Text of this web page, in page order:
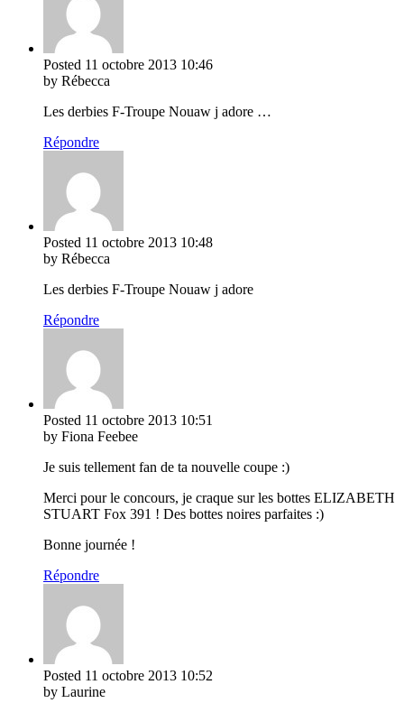
Posted 11 octobre 2013 10:46
by Rébecca
Les derbies F-Troupe Nouaw j adore …
Répondre
Posted 11 octobre 2013 10:48
by Rébecca
Les derbies F-Troupe Nouaw j adore
Répondre
Posted 11 octobre 2013 10:51
by Fiona Feebee
Je suis tellement fan de ta nouvelle coupe :)
Merci pour le concours, je craque sur les bottes ELIZABETH
STUART Fox 391 ! Des bottes noires parfaites :)
Bonne journée !
Répondre
Posted 11 octobre 2013 10:52
by Laurine